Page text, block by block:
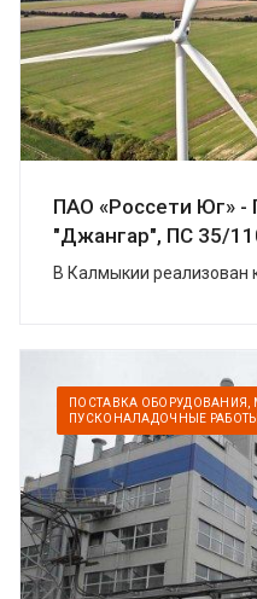
ПАО «Россети Юг» -
"Джангар", ПС 35/
В Калмыкии реализован
построили в Цел...
ПОСТАВКА
ПУСКОНАЛАДОЧНЫЕ РАБОТЫ